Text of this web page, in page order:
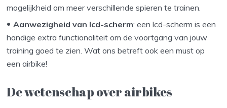
mogelijkheid om meer verschillende spieren te trainen.
Aanwezigheid van lcd-scherm: een lcd-scherm is een
handige extra functionaliteit om de voortgang van jouw
training goed te zien. Wat ons betreft ook een must op
een airbike!
De wetenschap over airbikes